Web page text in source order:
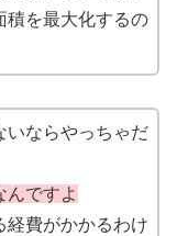
積を最大化するの
いならやっちゃだ
んですよ
経費がかかるわけ